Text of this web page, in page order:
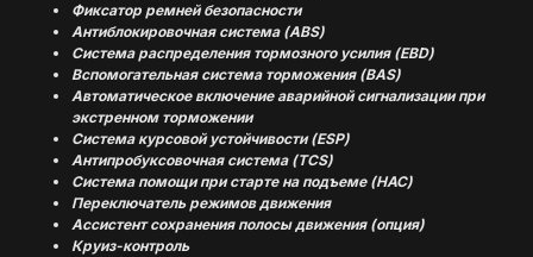
Фиксатор ремней безопасности
Антиблокировочная система (ABS)
Система распределения тормозного усилия (EBD)
Вспомогательная система торможения (BAS)
Автоматическое включение аварийной сигнализации при
экстренном торможении
Система курсовой устойчивости (ESP)
Антипробуксовочная система (TCS)
Система помощи при старте на подъеме (HAC)
Переключатель режимов движения
Ассистент сохранения полосы движения (опция)
Круиз-контроль
МНЕНИЕ ДОВОЛЬНЫХ
КЛИЕНТОВ — ГЛАВНЫЙ
ПОКАЗАТЕЛЬ КАЧЕСТВА
НАШЕЙ РАБОТЫ
ОТЗЫВЫ)